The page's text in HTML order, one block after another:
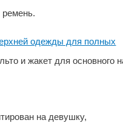
ремень.
и жакет для основного
на девушку,